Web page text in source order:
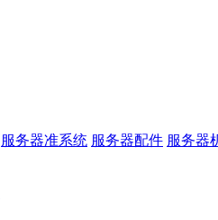
服务器准系统 服务器配件 服务器